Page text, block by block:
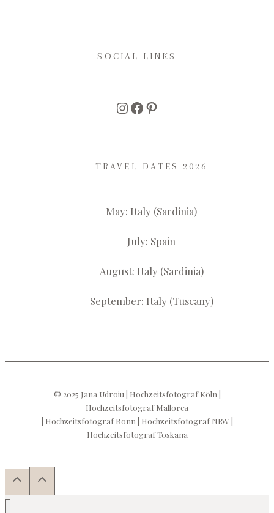
SOCIAL LINKS
Instagram
Facebook
Pinterest
TRAVEL DATES 2026
May: Italy (Sardinia)
July: Spain
August: Italy (Sardinia)
September: Italy (Tuscany)
© 2025 Jana Udroiu | Hochzeitsfotograf Köln |
Hochzeitsfotograf Mallorca
| Hochzeitsfotograf Bonn | Hochzeitsfotograf NRW |
Hochzeitsfotograf Toskana